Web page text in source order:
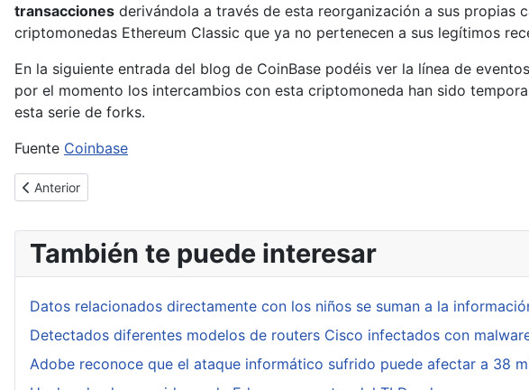
transacciones derivándola a través de esta reorganización a sus propias
criptomonedas Ethereum Classic que ya no pertenecen a sus legítimos
En la siguiente entrada del blog de CoinBase podéis ver la línea de
por el momento los intercambios con esta criptomoneda han sido
esta serie de forks.
Fuente Coinbase
Artículo anterior: [Cybertruco]Bloquear o configurar el modo de actualizaciones de
Anterior
También te puede interesar
Datos relacionados directamente con los niños se suman a la
Detectados diferentes modelos de routers Cisco infectados con
Adobe reconoce que el ataque informático sufrido puede afectar a 38